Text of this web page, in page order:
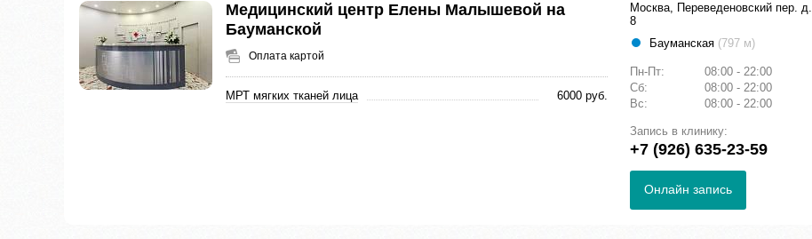
Медицинский центр Елены Малышевой на
Бауманской
Оплата картой
МРТ мягких тканей лица 6000 руб.
Москва, Переведеновский пер. д.
8
Бауманская (797 м)
Пн-Пт:
08:00 - 22:00
Сб:
08:00 - 22:00
Вс:
08:00 - 22:00
Запись в клинику:
+7 (926) 635-23-59
Онлайн запись